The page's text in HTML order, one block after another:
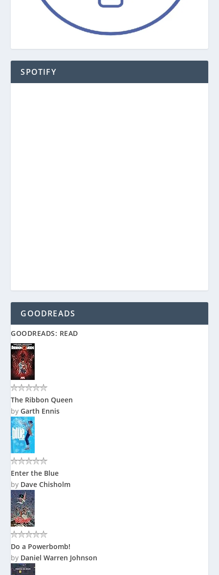
SPOTIFY
GOODREADS
GOODREADS: READ
The Ribbon Queen
byGarth Ennis
Enter the Blue
by Dave Chisholm
Do a Powerbomb!
by Daniel Warren Johnson